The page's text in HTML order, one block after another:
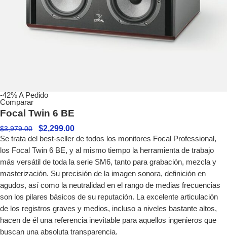
-42%A Pedido
Comparar
Focal Twin 6 BE
$3,979.00 $2,299.00
Se trata del best-seller de todos los monitores Focal Professional,
los Focal Twin 6 BE, y al mismo tiempo la herramienta de trabajo
más versátil de toda la serie SM6, tanto para grabación, mezcla y
masterización. Su precisión de la imagen sonora, definición en
agudos, así como la neutralidad en el rango de medias frecuencias
son los pilares básicos de su reputación. La excelente articulación
de los registros graves y medios, incluso a niveles bastante altos,
hacen de él una referencia inevitable para aquellos ingenieros que
buscan una absoluta transparencia.